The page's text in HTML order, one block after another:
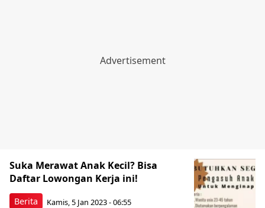
Berita
Suka Merawat Anak Kecil? Bisa
Daftar Lowongan Kerja ini!
Kamis, 5 Jan 2023 - 06:55